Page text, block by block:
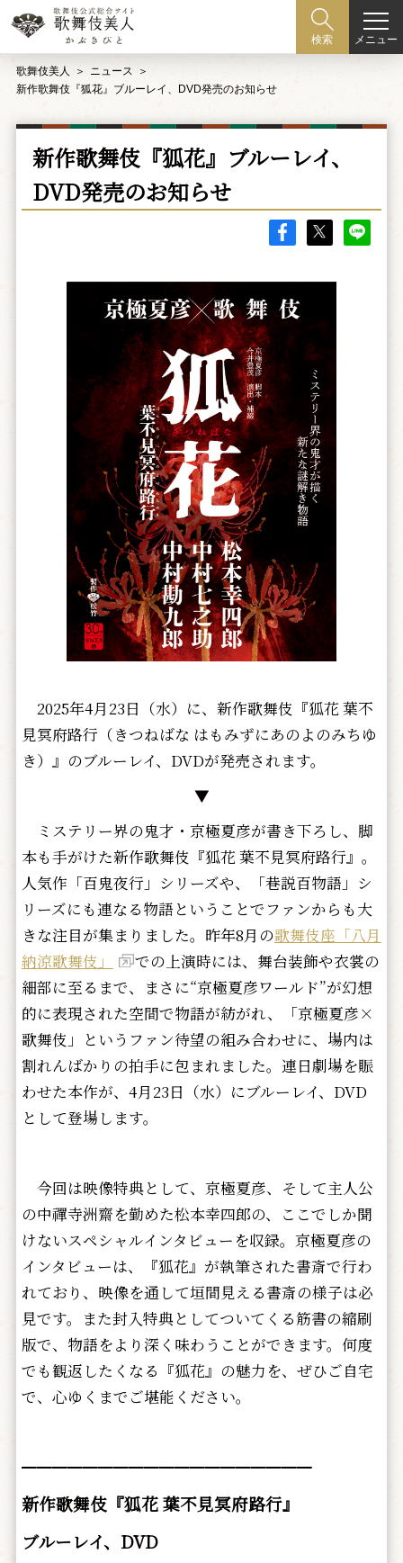
検索 メニュー
歌舞伎美人
ニュース
新作歌舞伎『狐花』ブルーレイ、DVD発売のお知らせ
新作歌舞伎『狐花』ブルーレイ、
DVD発売のお知らせ
2025年4月23日（水）に、新作歌舞伎『狐花 葉不
見冥府路行（きつねばな はもみずにあのよのみちゆ
き）』のブルーレイ、DVDが発売されます。
▼
ミステリー界の鬼才・京極夏彦が書き下ろし、脚
本も手がけた新作歌舞伎『狐花 葉不見冥府路行』。
人気作「百鬼夜行」シリーズや、「巷説百物語」シ
リーズにも連なる物語ということでファンからも大
きな注目が集まりました。昨年8月の歌舞伎座「八月
納涼歌舞伎」
での上演時には、舞台装飾や衣裳の
細部に至るまで、まさに“京極夏彦ワールド”が幻想
的に表現された空間で物語が紡がれ、「京極夏彦×
歌舞伎」というファン待望の組み合わせに、場内は
割れんばかりの拍手に包まれました。連日劇場を賑
わせた本作が、4月23日（水）にブルーレイ、DVD
として登場します。
今回は映像特典として、京極夏彦、そして主人公
の中禪寺洲齋を勤めた松本幸四郎の、ここでしか聞
けないスペシャルインタビューを収録。京極夏彦の
インタビューは、『狐花』が執筆された書斎で行わ
れており、映像を通して垣間見える書斎の様子は必
見です。また封入特典としてついてくる筋書の縮刷
版で、物語をより深く味わうことができます。何度
でも観返したくなる『狐花』の魅力を、ぜひご自宅
で、心ゆくまでご堪能ください。
━━━━━━━━━━━━━━━━━━━
新作歌舞伎『狐花 葉不見冥府路行』
ブルーレイ、DVD